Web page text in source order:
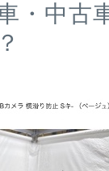
・中古